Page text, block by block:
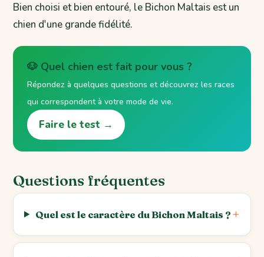
Bien choisi et bien entouré, le Bichon Maltais est un
chien d'une grande fidélité.
🐶 Quel chien est fait pour vous ?
Répondez à quelques questions et découvrez les races
qui correspondent à votre mode de vie.
Faire le test →
Questions fréquentes
Quel est le caractère du Bichon Maltais ?